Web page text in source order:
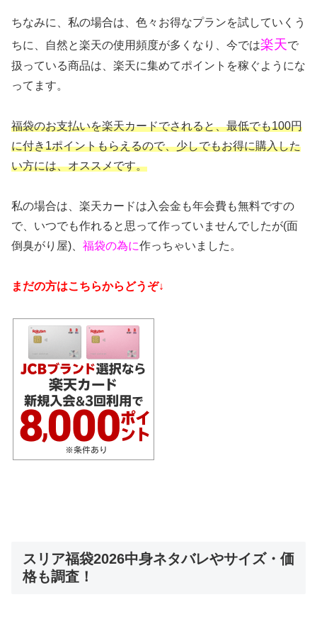
ちなみに、私の場合は、色々お得なプランを試していくう
ちに、自然と楽天の使用頻度が多くなり、今では楽天で
扱っている商品は、楽天に集めてポイントを稼ぐようにな
ってます。
福袋のお支払いを楽天カードでされると、最低でも100円
に付き1ポイントもらえるので、少しでもお得に購入した
い方には、オススメです。
私の場合は、楽天カードは入会金も年会費も無料ですの
で、いつでも作れると思って作っていませんでしたが(面
倒臭がり屋)、 福袋の為に作っちゃいました。
まだの方はこちらからどうぞ↓
スリア福袋2026中身ネタバレやサイズ・価
格も調査！